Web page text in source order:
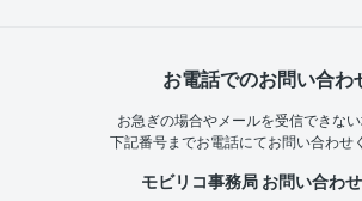
お電話でのお問い合わ
お急ぎの場合やメールを受信できない
下記番号までお電話にてお問い合わせ
モビリコ事務局 お問い合わ